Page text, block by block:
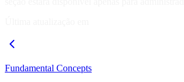
Fundamental Concepts